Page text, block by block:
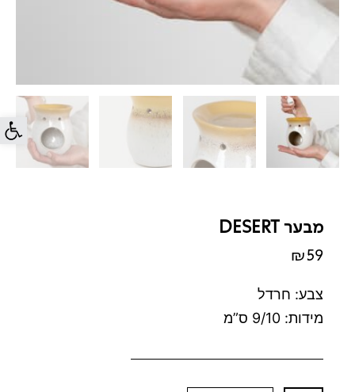
פתח
מבער DESERT
₪59
צבע: חרדל
מידות: 9/10 ס”מ